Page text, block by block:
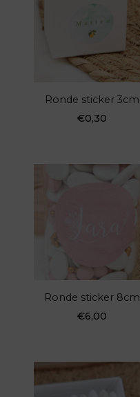
Ronde sticker 3cm
€0,30
Ronde sticker 8cm
€6,00